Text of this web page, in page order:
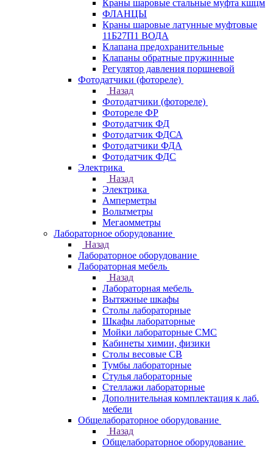
Краны шаровые стальные муфта кшцм
ФЛАНЦЫ
Краны шаровые латунные муфтовые
11Б27П1 ВОДА
Клапана предохранительные
Клапаны обратные пружинные
Регулятор давления поршневой
Фотодатчики (фотореле)
Назад
Фотодатчики (фотореле)
Фотореле ФР
Фотодатчик ФД
Фотодатчик ФДСА
Фотодатчики ФДА
Фотодатчик ФДС
Электрика
Назад
Электрика
Амперметры
Вольтметры
Мегаомметры
Лабораторное оборудование
Назад
Лабораторное оборудование
Лабораторная мебель
Назад
Лабораторная мебель
Вытяжные шкафы
Столы лабораторные
Шкафы лабораторные
Мойки лабораторные СМС
Кабинеты химии, физики
Столы весовые СВ
Тумбы лабораторные
Стулья лабораторные
Стеллажи лабораторные
Дополнительная комплектация к лаб.
мебели
Общелабораторное оборудование
Назад
Общелабораторное оборудование